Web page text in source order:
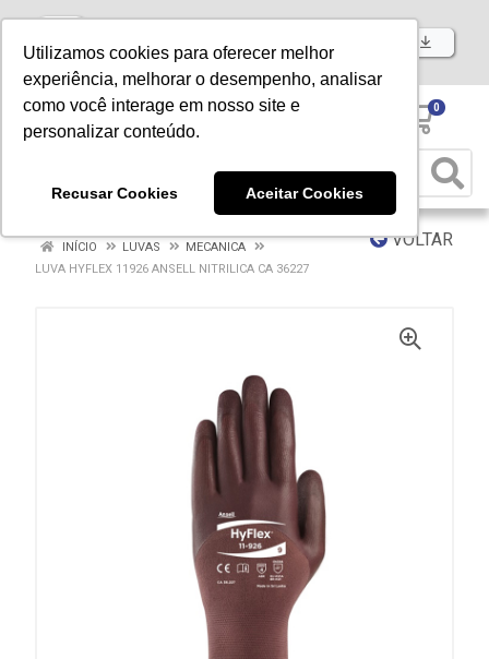
Utilizamos cookies para oferecer melhor
experiência, melhorar o desempenho, analisar
como você interage em nosso site e
personalizar conteúdo.
Recusar Cookies Aceitar Cookies
Baixe já nosso APP
0
VOLTAR
INÍCIO LUVAS
MECANICA
LUVA HYFLEX 11926 ANSELL NITRILICA CA 36227